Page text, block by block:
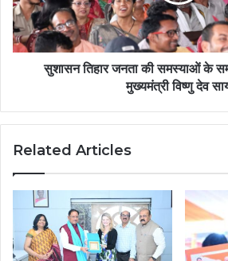
सुशासन तिहार जनता की समस्याओं के
मुख्यमंत्री विष्णु देव
Related Articles